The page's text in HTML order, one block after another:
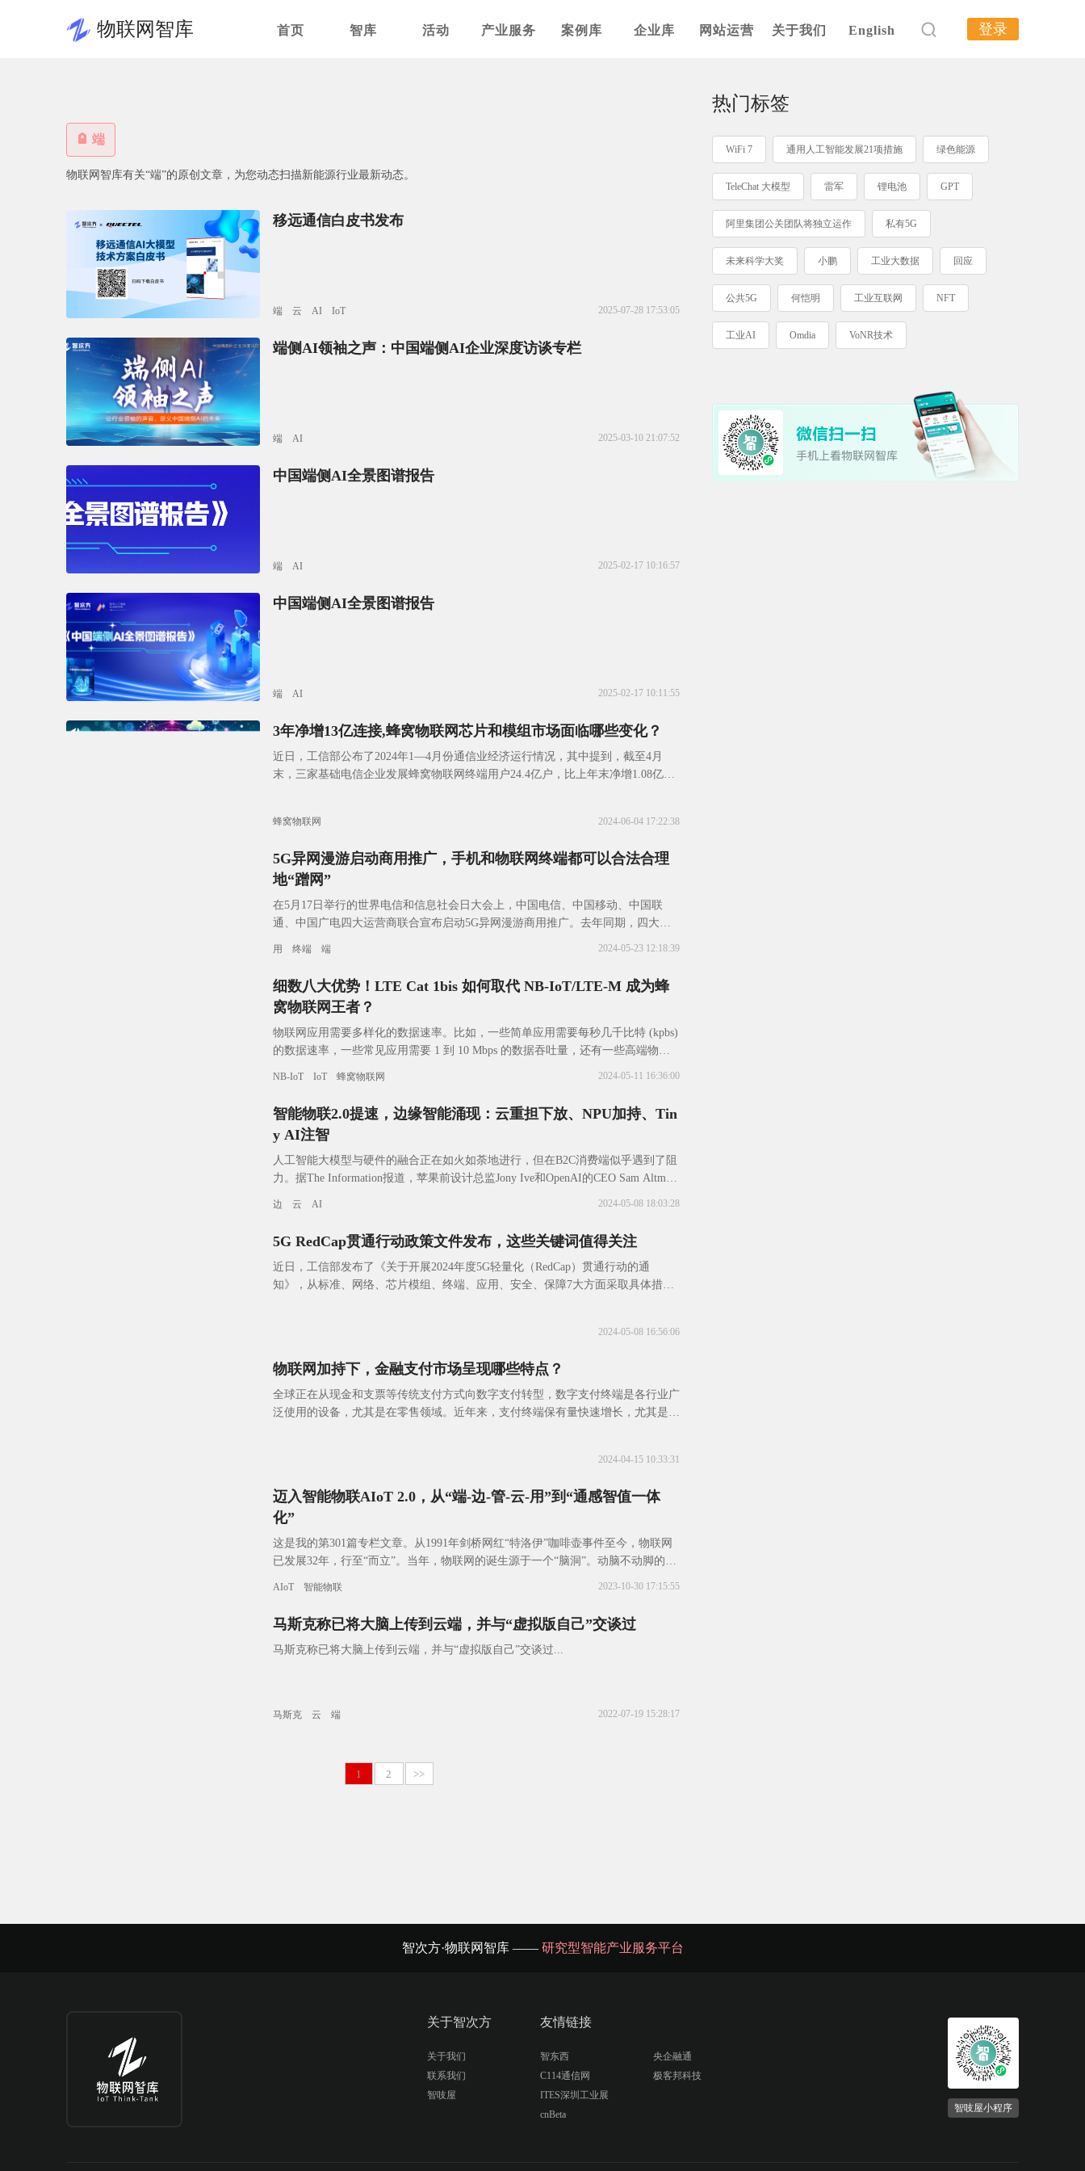
物联网智库 首页 智库 活动 产业服务 案例库 企业库 网站运营 关于我们 English 登录
端
物联网智库有关“端”的原创文章，为您动态扫描新能源行业最新动态。
移远通信白皮书发布
端 云 AI IoT 2025-07-28 17:53:05
端侧AI领袖之声：中国端侧AI企业深度访谈专栏
端 AI 2025-03-10 21:07:52
中国端侧AI全景图谱报告
端 AI 2025-02-17 10:16:57
中国端侧AI全景图谱报告
端 AI 2025-02-17 10:11:55
3年净增13亿连接,蜂窝物联网芯片和模组市场面临哪些变化？
近日，工信部公布了2024年1—4月份通信业经济运行情况，其中提到，截至4月
末，三家基础电信企业发展蜂窝物联网终端用户24.4亿户，比上年末净增1.08亿
蜂窝物联网 2024-06-04 17:22:38
5G异网漫游启动商用推广，手机和物联网终端都可以合法合理
地“蹭网”
在5月17日举行的世界电信和信息社会日大会上，中国电信、中国移动、中国联
通、中国广电四大运营商联合宣布启动5G异网漫游商用推广。去年同期，四大运
用 终端 端 2024-05-23 12:18:39
细数八大优势！LTE Cat 1bis 如何取代 NB-IoT/LTE-M 成为蜂
窝物联网王者？
物联网应用需要多样化的数据速率。比如，一些简单应用需要每秒几千比特 (kpbs)
的数据速率，一些常见应用需要 1 到 10 Mbps 的数据吞吐量，还有一些高端物联
NB-IoT IoT 蜂窝物联网 2024-05-11 16:36:00
智能物联2.0提速，边缘智能涌现：云重担下放、NPU加持、Tin
y AI注智
人工智能大模型与硬件的融合正在如火如荼地进行，但在B2C消费端似乎遇到了阻
力。据The Information报道，苹果前设计总监Jony Ive和OpenAI的CEO Sam Altman
边 云 AI 2024-05-08 18:03:28
5G RedCap贯通行动政策文件发布，这些关键词值得关注
近日，工信部发布了《关于开展2024年度5G轻量化（RedCap）贯通行动的通
知》，从标准、网络、芯片模组、终端、应用、安全、保障7大方面采取具体措
2024-05-08 16:56:06
物联网加持下，金融支付市场呈现哪些特点？
全球正在从现金和支票等传统支付方式向数字支付转型，数字支付终端是各行业广
泛使用的设备，尤其是在零售领域。近年来，支付终端保有量快速增长，尤其是移
2024-04-15 10:33:31
迈入智能物联AIoT 2.0，从“端-边-管-云-用”到“通感智值一体
化”
这是我的第301篇专栏文章。从1991年剑桥网红“特洛伊”咖啡壶事件至今，物联网
已发展32年，行至“而立”。当年，物联网的诞生源于一个“脑洞”。动脑不动脚的科
AIoT 智能物联 2023-10-30 17:15:55
马斯克称已将大脑上传到云端，并与“虚拟版自己”交谈过
马斯克称已将大脑上传到云端，并与“虚拟版自己”交谈过...
马斯克 云 端 2022-07-19 15:28:17
1 2 >>
热门标签
WiFi 7 通用人工智能发展21项措施 绿色能源
TeleChat 大模型 雷军 锂电池 GPT
阿里集团公关团队将独立运作 私有5G
未来科学大奖 小鹏 工业大数据 回应
公共5G 何恺明 工业互联网 NFT
工业AI Omdia VoNR技术
智次方·物联网智库 —— 研究型智能产业服务平台
关于智次方
关于我们
联系我们
智吱屋
友情链接
智东西
C114通信网
ITES深圳工业展
cnBeta
央企融通
极客邦科技
智吱屋小程序